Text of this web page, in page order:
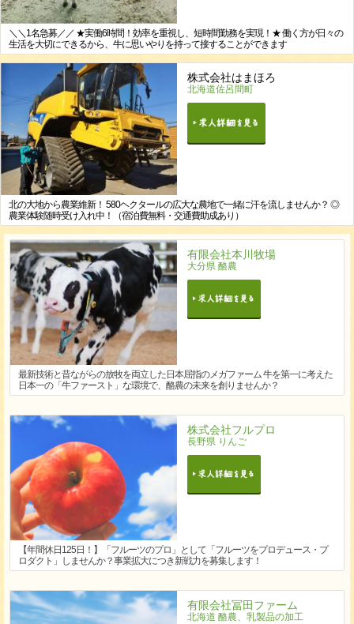
＼＼1名急募／／ ★実働6時間！効率を重視し、短時間勤務を実現！★ 働く方が日々の
生活を大切にできるから、牛に思いやりを持って接することができます
株式会社はまほろ
北海道佐呂間町
北の大地から農業維新！ 580ヘクタールの広大な農地で一緒に汗を流しませんか？ ◎
農業体験随時受け入れ中！（宿泊費無料・交通費助成あり）
有限会社本川牧場
大分県 酪農
最新技術と昔ながらの放牧を両立した日本屈指のメガファーム 牛を第一に考えた
日本一の「牛ファースト」な環境で、酪農の未来を創りませんか？
株式会社フルプロ
長野県 りんご
【年間休日125日！】「フルーツのプロ」として「フルーツをプロデュース・プ
ロダクト」しませんか？事業拡大につき新戦力を募集します！
有限会社冨田ファーム
北海道 酪農、乳製品の加工